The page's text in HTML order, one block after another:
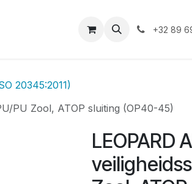
Vacatures Asbest
+32 89
20345:2011)
PU Zool, ATOP sluiting (OP40-45)
LEOPARD